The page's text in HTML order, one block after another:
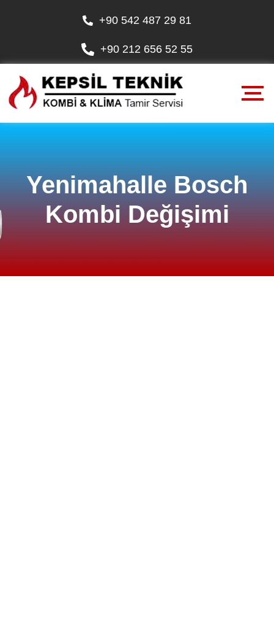
+90 542 487 29 81
+90 212 656 52 55
Yenimahalle Bosch
Kombi Değişimi